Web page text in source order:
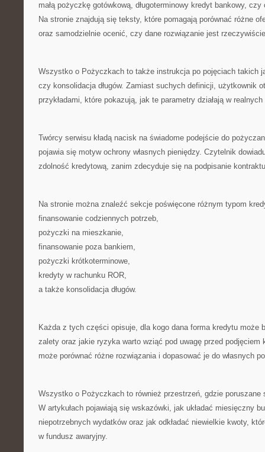
małą pożyczkę gotówkową, długoterminowy kredyt bankowy,
Na stronie znajdują się teksty, które pomagają porównać różne
oraz samodzielnie ocenić, czy dane rozwiązanie jest
Wszystko o Pożyczkach to także instrukcja po pojęciach takich
czy konsolidacja długów. Zamiast suchych definicji, użytkownik
przykładami, które pokazują, jak te parametry działają w
Twórcy serwisu kładą nacisk na świadome podejście do
pojawia się motyw ochrony własnych pieniędzy. Czytelnik
zdolność kredytową, zanim zdecyduje się na podpisanie
Na stronie można znaleźć sekcje poświęcone różnym typom
finansowanie codziennych potrzeb,
pożyczki na mieszkanie,
finansowanie poza bankiem,
pożyczki krótkoterminowe,
kredyty w rachunku ROR,
a także konsolidacja długów.
Każda z tych części opisuje, dla kogo dana forma kredytu może
zalety oraz jakie ryzyka warto wziąć pod uwagę przed
może porównać różne rozwiązania i dopasować je do własnych
Wszystko o Pożyczkach to również przestrzeń, gdzie poruszane
W artykułach pojawiają się wskazówki, jak układać miesięczny
niepotrzebnych wydatków oraz jak odkładać niewielkie kwoty,
w fundusz awaryjny.